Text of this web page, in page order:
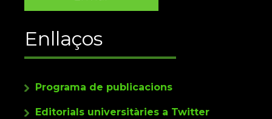
Enllaços
Programa de publicacions
Editorials universitàries a Twitter